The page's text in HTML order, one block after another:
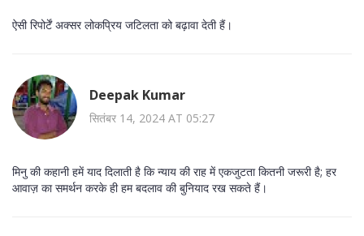
ऐसी रिपोर्टें अक्सर लोकप्रिय जटिलता को बढ़ावा देती हैं।
Deepak Kumar
सितंबर 14, 2024 AT 05:27
मिनु की कहानी हमें याद दिलाती है कि न्याय की राह में एकजुटता कितनी जरूरी है; हर
आवाज़ का समर्थन करके ही हम बदलाव की बुनियाद रख सकते हैं।